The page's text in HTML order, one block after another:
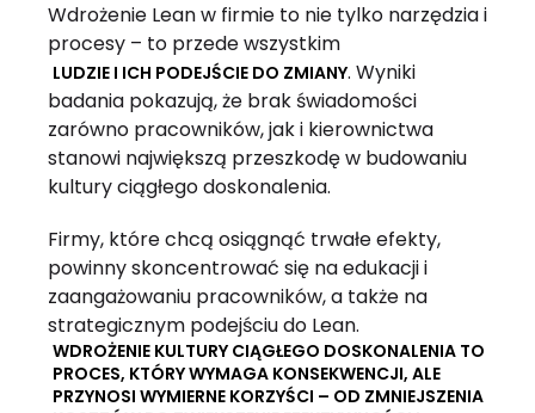
Wdrożenie Lean w firmie to nie tylko narzędzia i
procesy – to przede wszystkim
LUDZIE I ICH PODEJŚCIE DO ZMIANY. Wyniki
badania pokazują, że brak świadomości
zarówno pracowników, jak i kierownictwa
stanowi największą przeszkodę w budowaniu
kultury ciągłego doskonalenia.
Firmy, które chcą osiągnąć trwałe efekty,
powinny skoncentrować się na edukacji i
zaangażowaniu pracowników, a także na
strategicznym podejściu do Lean.
WDROŻENIE KULTURY CIĄGŁEGO DOSKONALENIA TO
PROCES, KTÓRY WYMAGA KONSEKWENCJI, ALE
PRZYNOSI WYMIERNE KORZYŚCI – OD ZMNIEJSZENIA